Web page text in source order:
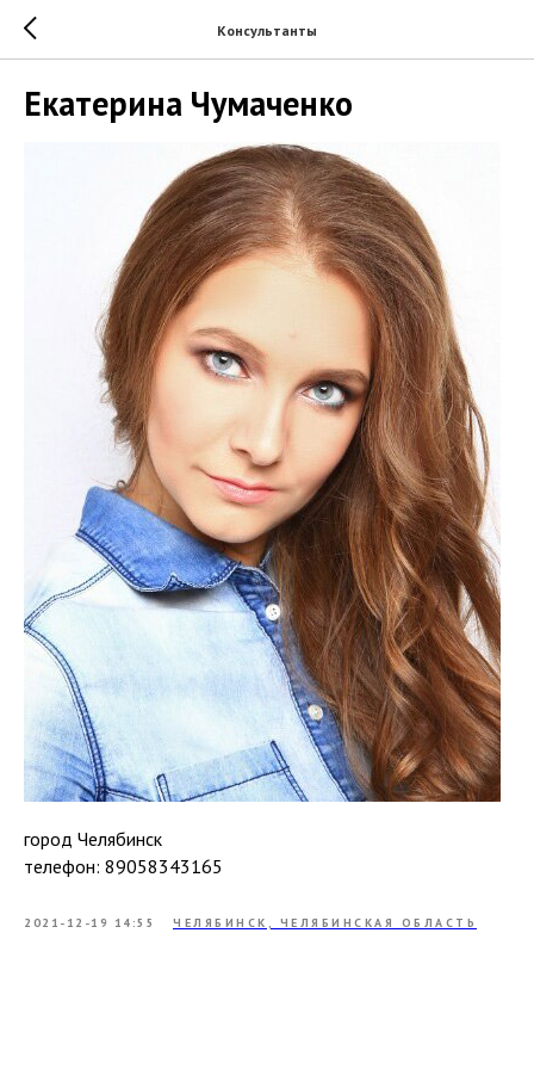
Консультанты
Екатерина Чумаченко
город Челябинск
телефон: 89058343165
2021-12-19 14:55 ЧЕЛЯБИНСК, ЧЕЛЯБИНСКАЯ ОБЛАСТЬ